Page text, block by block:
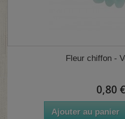
Fleur chiffon -
0,80 €
Ajouter au panier